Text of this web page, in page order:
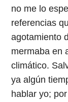
no me lo
referencias
agotamiento
mermaba en
climático.
ya algún
hablar yo;